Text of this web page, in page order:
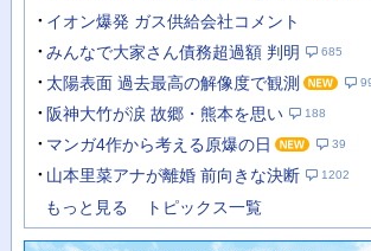
イオン爆発 ガス供給会社コメント
みんなで大家さん債務超過額 判明
685
太陽表面 過去最高の解像度で観測
阪神大竹が涙 故郷・熊本を思い 188
マンガ4作から考える原爆の日 39
山本里菜アナが離婚 前向きな決断 1202
もっと見る トピックス一覧